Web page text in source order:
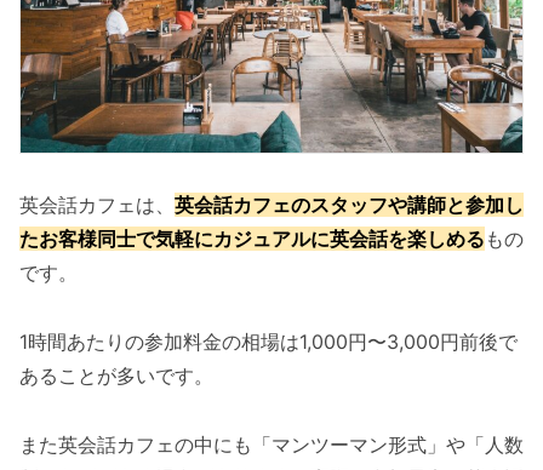
英会話カフェは、 英会話カフェのスタッフや講師と参加し
たお客様同士で気軽にカジュアルに英会話を楽しめる もの
です。
1時間あたりの参加料金の相場は1,000円〜3,000円前後で
あることが多いです。
また英会話カフェの中にも「マンツーマン形式」や「人数